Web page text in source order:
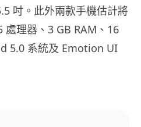
吋。此外兩款手機估計將
理器、3 GB RAM、16
5.0 系統及 Emotion UI